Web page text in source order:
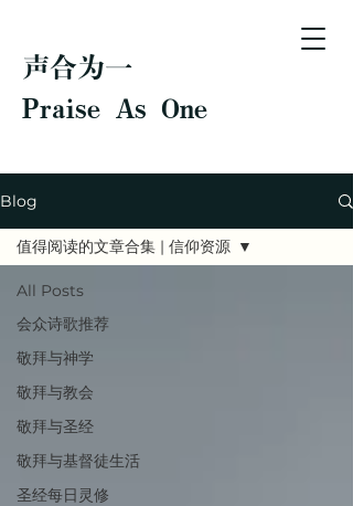
声合为一
Praise As One
Blog
All Posts
会众诗歌推荐
敬拜与神学
敬拜与教会
敬拜与圣经
敬拜与基督徒生活
圣经每日灵修
值得阅读的文章合集 | 信仰资源